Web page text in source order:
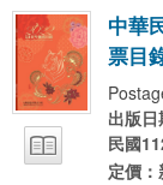
中華
票目
出版日
民國
定價